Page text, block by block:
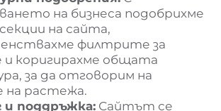
на бизнеса подобрихме
на сайта,
филтрите за
и коригирахме общата
за да отговорим на
на растежа.
и поддръжка: Сайтът се